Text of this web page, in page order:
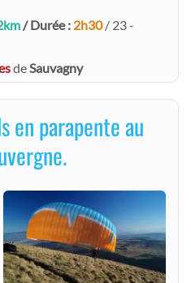
/ Durée : 2h30/ 23 -
deSauvagny
en parapente au